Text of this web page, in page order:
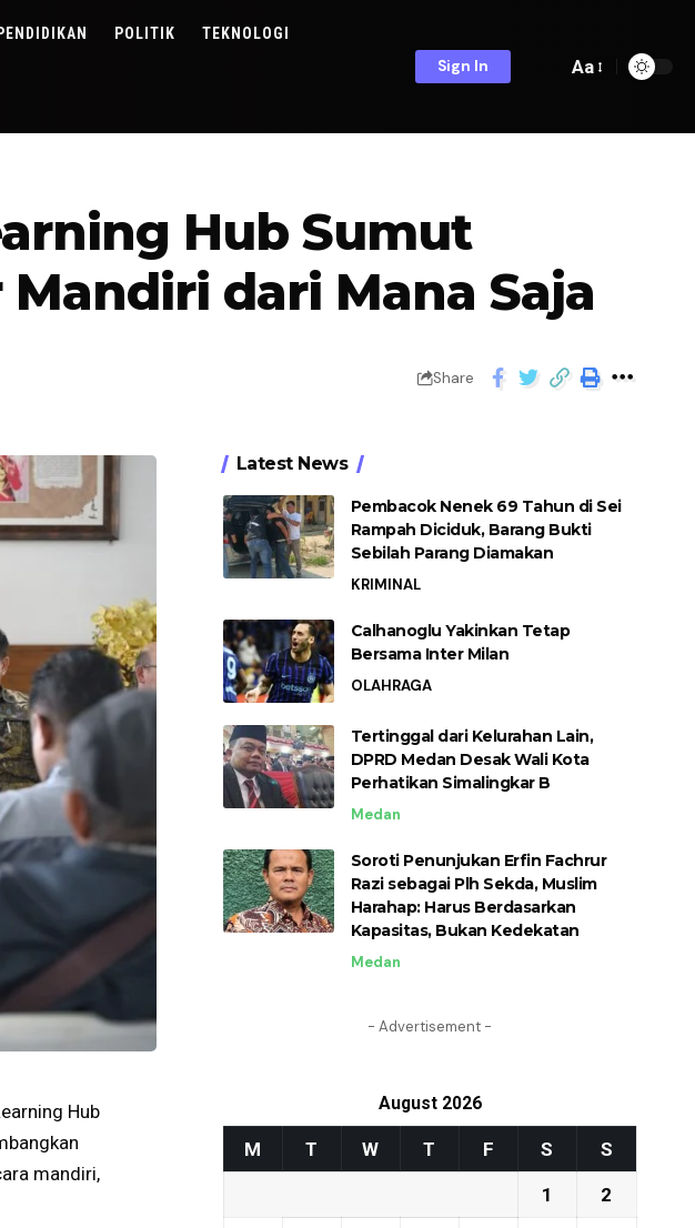
POLITIK TEKNOLOGI
Sign In Aa
Hub Sumut
dari Mana Saja
Share
Hub
mandiri,
Latest News
Pembacok Nenek 69 Tahun di Sei
Rampah Diciduk, Barang Bukti
Sebilah Parang Diamakan
KRIMINAL
Calhanoglu Yakinkan Tetap
Bersama Inter Milan
OLAHRAGA
Tertinggal dari Kelurahan Lain,
DPRD Medan Desak Wali Kota
Perhatikan Simalingkar B
Medan
Soroti Penunjukan Erfin Fachrur
Razi sebagai Plh Sekda, Muslim
Harahap: Harus Berdasarkan
Kapasitas, Bukan Kedekatan
Medan
- Advertisement -
August 2026
M T W T F S S
1 2